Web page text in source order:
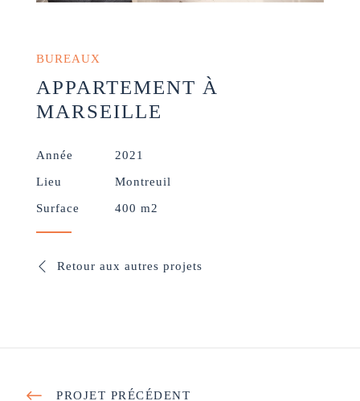
BUREAUX
APPARTEMENT À
MARSEILLE
Année 2021
Lieu Montreuil
Surface 400 m2
Retour aux autres projets
PROJET PRÉCÉDENT